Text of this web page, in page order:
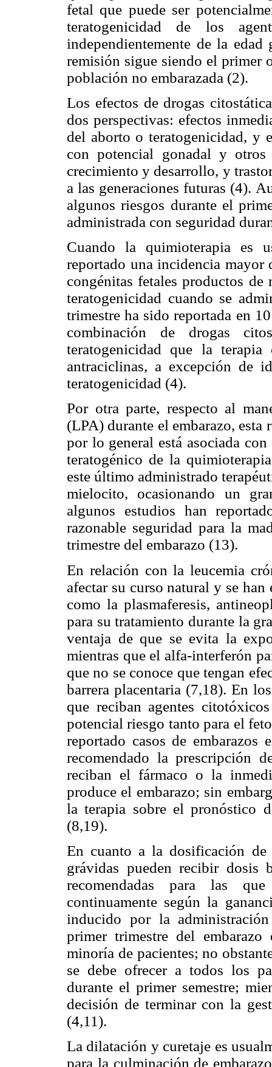
fetal que puede ser
teratogenicidad de los
independientemente de la
remisión sigue siendo el primer
población no embarazada (2).
Los efectos de drogas
dos perspectivas: efectos
del aborto o teratogenicidad, y
con potencial gonadal y otros
crecimiento y desarrollo, y
a las generaciones futuras (4).
algunos riesgos durante el
administrada con seguridad
Cuando la quimioterapia es
reportado una incidencia mayor
congénitas fetales productos de
teratogenicidad cuando se
trimestre ha sido reportada en
combinación de drogas
teratogenicidad que la
antraciclinas, a excepción de
teratogenicidad (4).
Por otra parte, respecto al
(LPA) durante el embarazo, esta
por lo general está asociada
teratogénico de la
este último administrado
mielocito, ocasionando un
algunos estudios han
razonable seguridad para la
trimestre del embarazo (13).
En relación con la leucemia
afectar su curso natural y se
como la plasmaferesis,
para su tratamiento durante la
ventaja de que se evita la
mientras que el alfa-interferón
que no se conoce que tengan
barrera placentaria (7,18). En
que reciban agentes
potencial riesgo tanto para el
reportado casos de embarazos
recomendado la prescripción
reciban el fármaco o la
produce el embarazo; sin
la terapia sobre el pronóstico
(8,19).
En cuanto a la dosificación de
grávidas pueden recibir dosis
recomendadas para las
continuamente según la
inducido por la
primer trimestre del
minoría de pacientes; no
se debe ofrecer a todos los
durante el primer semestre;
decisión de terminar con la
(4,11).
La dilatación y curetaje es
para la culminación de